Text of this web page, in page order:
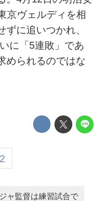
京ヴェルディを相
に追いつかれ、
に「5連敗」であ
められるのではな
2
ャ監督は練習試合で